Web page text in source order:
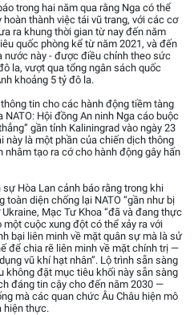
trong hai năm qua rằng Nga có thể
thành việc tái vũ trang, với các cơ
ra khung thời gian từ nay đến năm
quốc phòng kể từ năm 2021, và đến
nước này - được điều chỉnh theo sức
la, vượt qua tổng ngân sách quốc
khoảng 5 tỷ đô la.
tin cho các hành động tiềm tàng
Hội đồng An ninh Nga cáo buộc
gần tỉnh Kaliningrad vào ngày 23
này là một phần của chiến dịch thông
tạo ra cớ cho hành động gây hấn
Hòa Lan cảnh báo rằng trong khi
diện chống lại NATO “gần như bị
Mạc Tư Khoa “đã và đang thực
cuộc xung đột có thể xảy ra với
bại liên minh về mặt quân sự mà là sử
để chia rẽ liên minh về mặt chính trị —
vũ khí hạt nhân”. Lộ trình sẵn sàng
không đặt mục tiêu khối này sẵn sàng
đáng tin cậy cho đến năm 2030 —
mà các quan chức Âu Châu hiện mô
hiện thực.